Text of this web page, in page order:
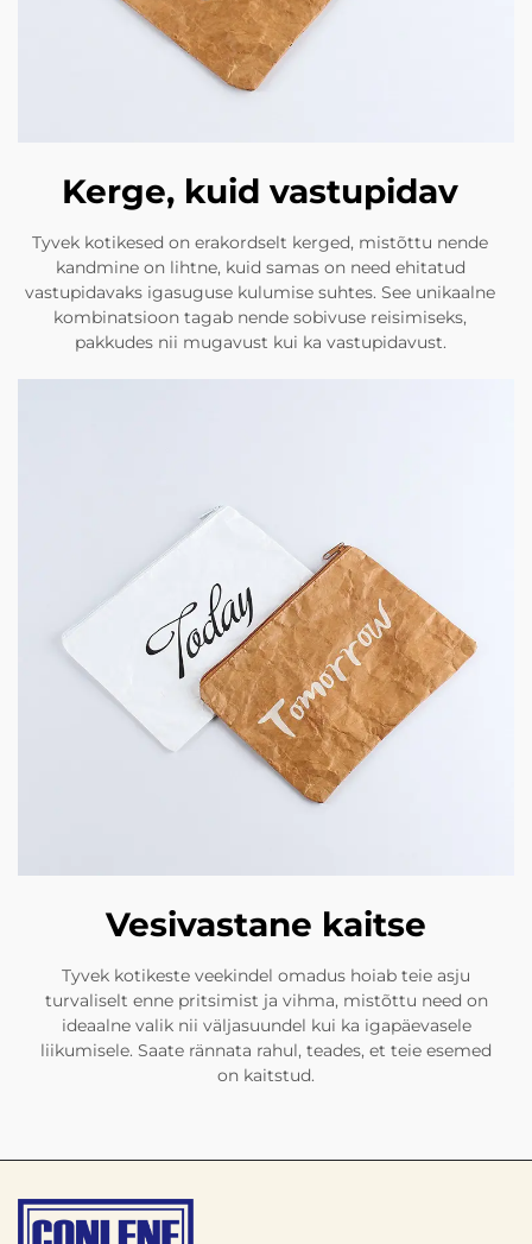
Kerge, kuid vastupidav
Tyvek kotikesed on erakordselt kerged, mistõttu nende
kandmine on lihtne, kuid samas on need ehitatud
vastupidavaks igasuguse kulumise suhtes. See unikaalne
kombinatsioon tagab nende sobivuse reisimiseks,
pakkudes nii mugavust kui ka vastupidavust.
Vesivastane kaitse
Tyvek kotikeste veekindel omadus hoiab teie asju
turvaliselt enne pritsimist ja vihma, mistõttu need on
ideaalne valik nii väljasuundel kui ka igapäevasele
liikumisele. Saate rännata rahul, teades, et teie esemed
on kaitstud.